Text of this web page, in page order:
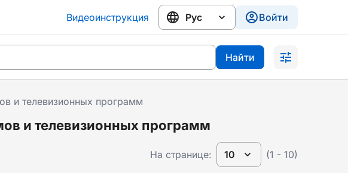
Видеоинструкция Войти
Найти
и телевизионных программ
и телевизионных программ
На странице: 10 (1 - 10)